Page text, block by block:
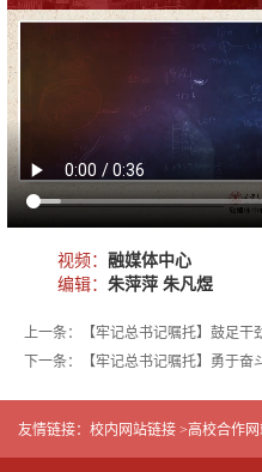
视频： 融媒体中心
编辑： 朱萍萍 朱凡煜
上一条：【牢记总书记嘱托】鼓足干
下一条：【牢记总书记嘱托】勇于奋
友情链接： 校内网站链接 >高校合作